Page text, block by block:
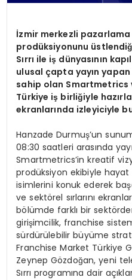
İzmir merkezli
prodüksiyonunu
Sırrı ile iş dünyasının
ulusal çapta yayın
sahip olan Smartmetrics
Türkiye iş birliğiyle
ekranlarında izleyiciyle
Hanzade Durmuş’un
08:30 saatleri arasında
Smartmetrics’in kreatif
prodüksiyon ekibiyle hayat
isimlerini konuk ederek
ve sektörel sırlarını
bölümde farklı bir
girişimcilik, franchise
sürdürülebilir büyüme
Franchise Market Türkiye
Zeynep Gözdoğan, yeni
Sırrı programına dair